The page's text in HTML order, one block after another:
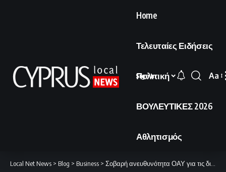
Home
Τελευταίες Ειδήσεις
Πολιτική
ΒΟΥΛΕΥΤΙΚΕΣ 2026
Αθλητισμός
Sign In
Font
Aa
Local Net News > Blog > Business > Σοβαρή ανευθυνότητα ΟΑΥ για τις διπλές πληρωμές ύψους €150 εκατομμυρίων.